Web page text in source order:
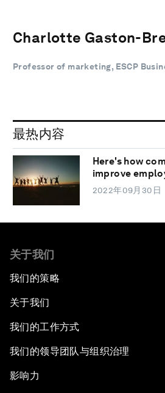
Charlotte Gaston-
Professor of marketing, ESCP
最热内容
Here's how
improve
2022年09月30日
关于我们
我们的策略
关于我们
我们的工作方式
我们的领导团队与组织治理
影响力